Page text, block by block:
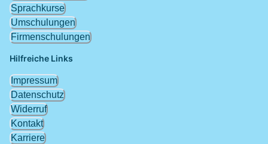
Hilfreiche Links
Impressum
Datenschutz
Widerruf
Kontakt
Karriere
Sprachkurse
Umschulungen
Firmenschulungen